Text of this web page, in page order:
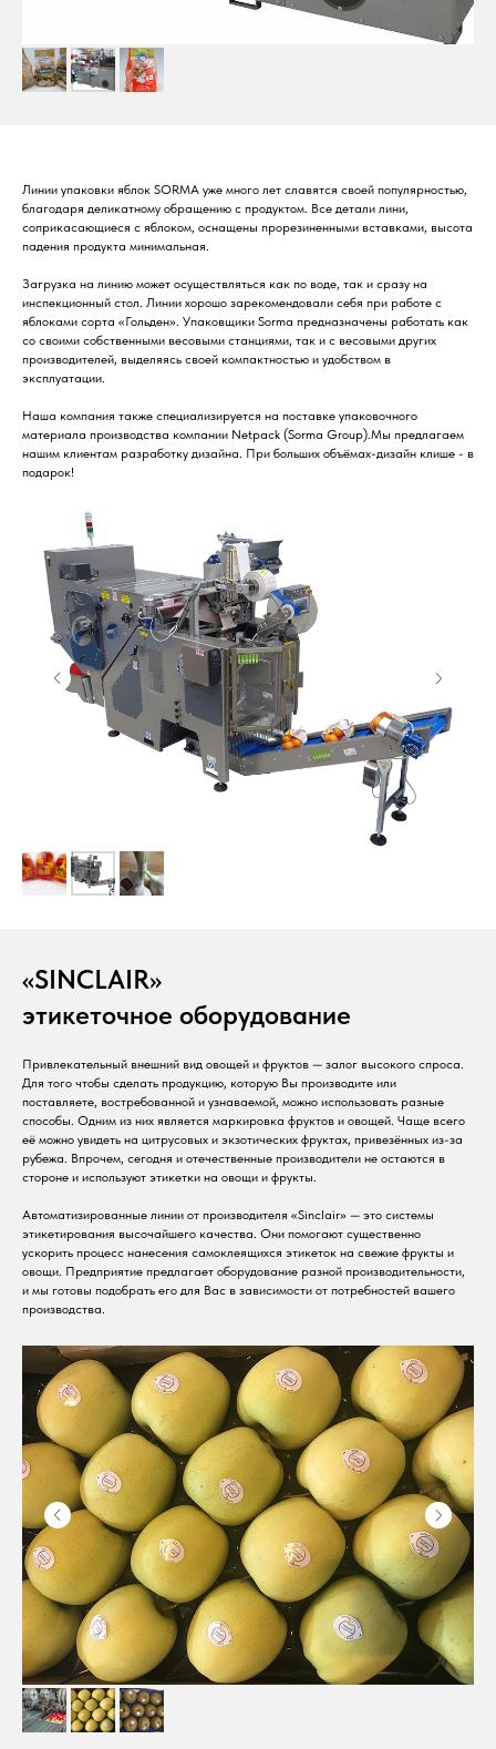
Линии упаковки яблок SORMA уже много лет славятся своей популярностью,
благодаря деликатному обращению с продуктом. Все детали лини,
соприкасающиеся с яблоком, оснащены прорезиненными вставками, высота
падения продукта минимальная.
Загрузка на линию может осуществляться как по воде, так и сразу на
инспекционный стол. Линии хорошо зарекомендовали себя при работе с
яблоками сорта «Гольден». Упаковщики Sorma предназначены работать как
со своими собственными весовыми станциями, так и с весовыми других
производителей, выделяясь своей компактностью и удобством в
эксплуатации.
Наша компания также специализируется на поставке упаковочного
материала производства компании Netpack (Sorma Group).Мы предлагаем
нашим клиентам разработку дизайна. При больших объёмах-дизайн клише - в
подарок!
«SINCLAIR»
этикеточное оборудование
Привлекательный внешний вид овощей и фруктов — залог высокого спроса.
Для того чтобы сделать продукцию, которую Вы производите или
поставляете, востребованной и узнаваемой, можно использовать разные
способы. Одним из них является маркировка фруктов и овощей. Чаще всего
её можно увидеть на цитрусовых и экзотических фруктах, привезённых из-за
рубежа. Впрочем, сегодня и отечественные производители не остаются в
стороне и используют этикетки на овощи и фрукты.
Автоматизированные линии от производителя «Sinclair» — это системы
этикетирования высочайшего качества. Они помогают существенно
ускорить процесс нанесения самоклеящихся этикеток на свежие фрукты и
овощи. Предприятие предлагает оборудование разной производительности,
и мы готовы подобрать его для Вас в зависимости от потребностей вашего
производства.